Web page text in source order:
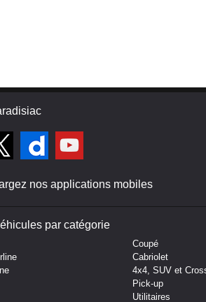
nos applications mobiles
par catégorie
Coupé
Cabriolet
4x4, SUV et
Pick-up
Utilitaires